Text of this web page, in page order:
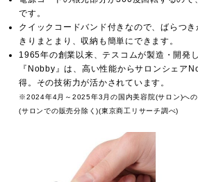
です。
クイックコードバンド付きなので、ばらつ
きりまとまり、収納も簡単にできます。
1965年の創業以来、テスコムが製造・開発
『Nobby』は、高い性能からサロンシェア
得。その技術力が活かされています。
※2024年4月～2025年3月の国内美容院(サロン)への
(サロンでの販売分除く)(東京商工リサーチ調べ)